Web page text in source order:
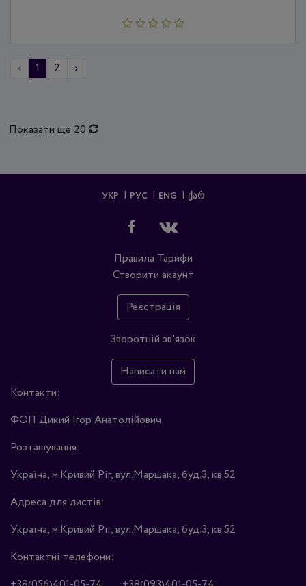
‹ 1 2 ›
Показати ще 20
УКР РУС ENG ᲥᲐᲠ
Правила Тарифи
Створити акаунт
Реєстрація
Зворотній зв'язок
Написати нам
Контакти:
ФОП Дикий Ігор Анатолійович
Розташування:
Україна, м.Кривий Ріг, вул.Маршака, буд.3, кв.52
Адреса для листів:
Україна, м.Кривий Ріг, вул.Маршака, буд.3, кв.52
Контактні телефони: